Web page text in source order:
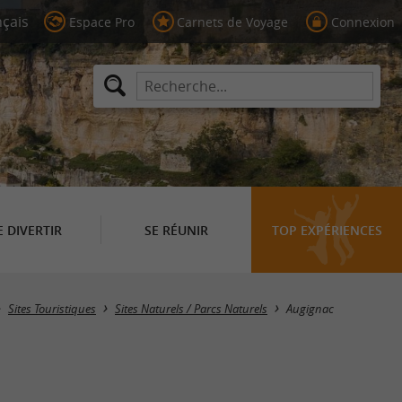
Espace Pro Carnets de Voyage Connexion
DIVERTIR SE RÉUNIR TOP EXPÉRIENCES
Masquer la carte
Sites Touristiques Sites Naturels / Parcs Naturels Augignac